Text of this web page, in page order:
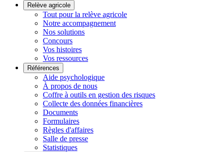
Relève agricole
Tout pour la relève agricole
Notre accompagnement
Nos solutions
Concours
Vos histoires
Vos ressources
Références
Aide psychologique
À propos de nous
Coffre à outils en gestion des risques
Collecte des données financières
Documents
Formulaires
Règles d'affaires
Salle de presse
Statistiques